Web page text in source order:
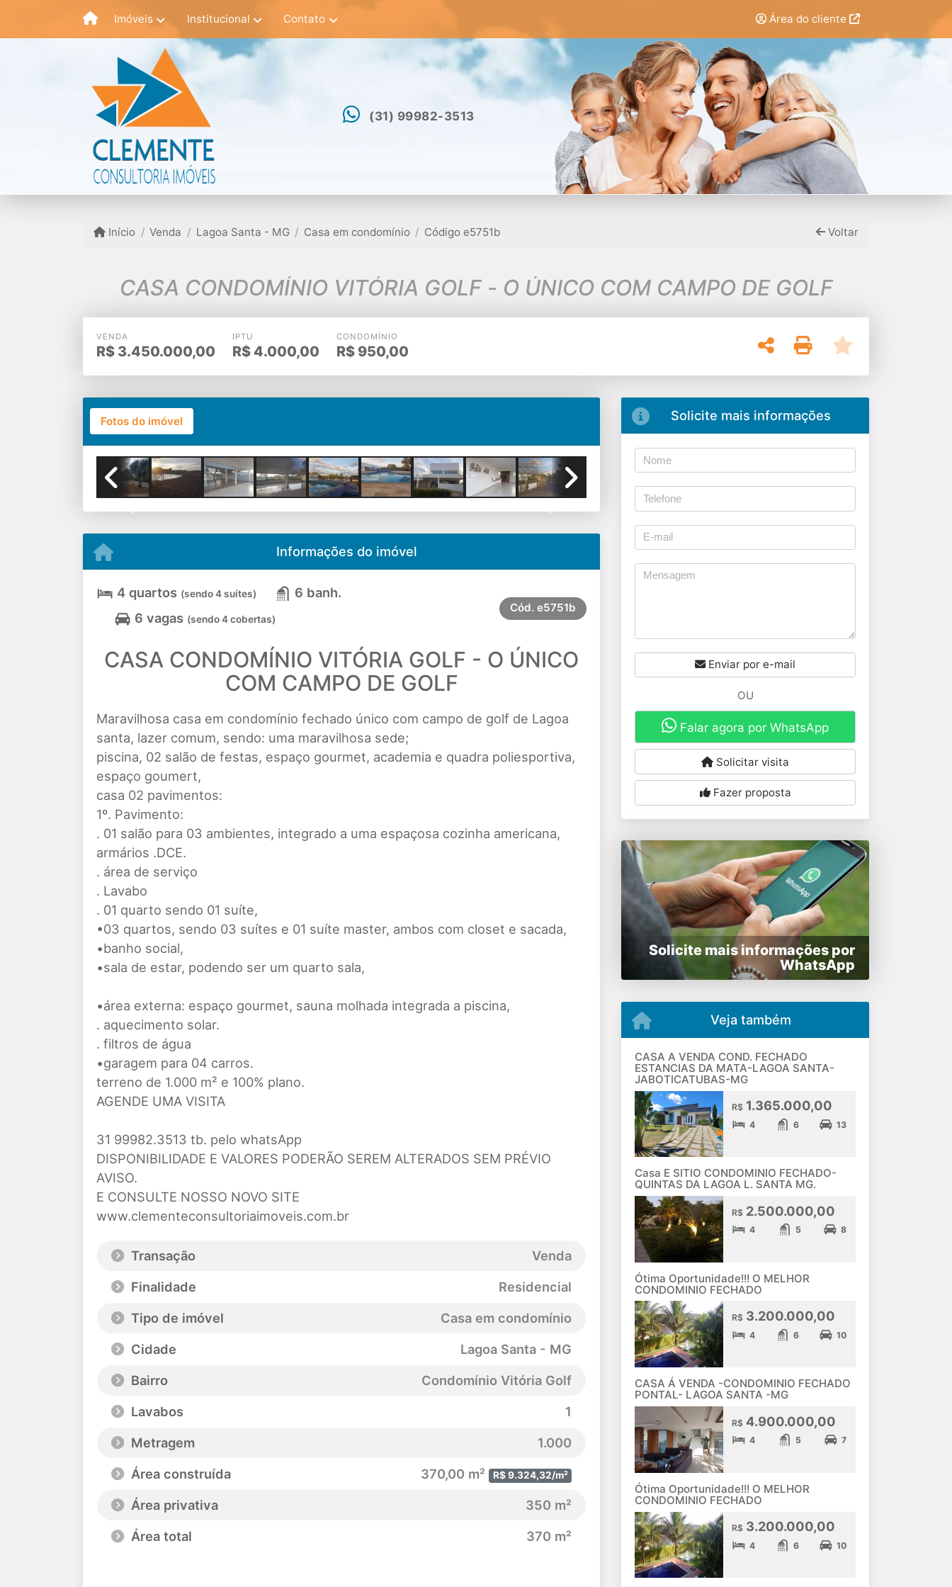
Imóveis Institucional Contato Área do cliente
(31) 99982-3513
Início Venda Lagoa Santa - MG Casa em condomínio Código e5751b Voltar
CASA CONDOMÍNIO VITÓRIA GOLF - O ÚNICO COM CAMPO DE GOLF
VENDA
R$ 3.450.000,00
IPTU
R$ 4.000,00
CONDOMÍNIO
R$ 950,00
Fotos do imóvel
Previous Next
Informações do imóvel
4 quartos (sendo 4 suítes)
6 banh.
6 vagas (sendo 4 cobertas)
Cód. e5751b
CASA CONDOMÍNIO VITÓRIA GOLF - O ÚNICO
COM CAMPO DE GOLF
Maravilhosa casa em condomínio fechado único com campo de golf de Lagoa
santa, lazer comum, sendo: uma maravilhosa sede;
piscina, 02 salão de festas, espaço gourmet, academia e quadra poliesportiva,
espaço goumert,
casa 02 pavimentos:
1º. Pavimento:
. 01 salão para 03 ambientes, integrado a uma espaçosa cozinha americana,
armários .DCE.
. área de serviço
. Lavabo
. 01 quarto sendo 01 suíte,
•03 quartos, sendo 03 suítes e 01 suíte master, ambos com closet e sacada,
•banho social,
•sala de estar, podendo ser um quarto sala,
•área externa: espaço gourmet, sauna molhada integrada a piscina,
. aquecimento solar.
. filtros de água
•garagem para 04 carros.
terreno de 1.000 m² e 100% plano.
AGENDE UMA VISITA
31 99982.3513 tb. pelo whatsApp
DISPONIBILIDADE E VALORES PODERÃO SEREM ALTERADOS SEM PRÉVIO
AVISO.
E CONSULTE NOSSO NOVO SITE
www.clementeconsultoriaimoveis.com.br
Transação
Venda
Finalidade
Residencial
Tipo de imóvel
Casa em condomínio
Cidade
Lagoa Santa - MG
Bairro
Condomínio Vitória Golf
Lavabos
1
Metragem
1.000
Área construída
370,00 m² R$ 9.324,32/m²
Área privativa
350 m²
Área total
370 m²
Solicite mais informações
Enviar por e-mail
OU
Falar agora por WhatsApp
Solicitar visita
Fazer proposta
Solicite mais informações por
WhatsApp
Veja também
CASA A VENDA COND. FECHADO
ESTANCIAS DA MATA-LAGOA SANTA-
JABOTICATUBAS-MG
R$1.365.000,00
4 6 13
Casa E SITIO CONDOMINIO FECHADO-
QUINTAS DA LAGOA L. SANTA MG.
R$2.500.000,00
4 5 8
Ótima Oportunidade!!! O MELHOR
CONDOMINIO FECHADO
R$3.200.000,00
4 6 10
CASA Á VENDA -CONDOMINIO FECHADO
PONTAL- LAGOA SANTA -MG
R$4.900.000,00
4 5 7
Ótima Oportunidade!!! O MELHOR
CONDOMINIO FECHADO
R$3.200.000,00
4 6 10